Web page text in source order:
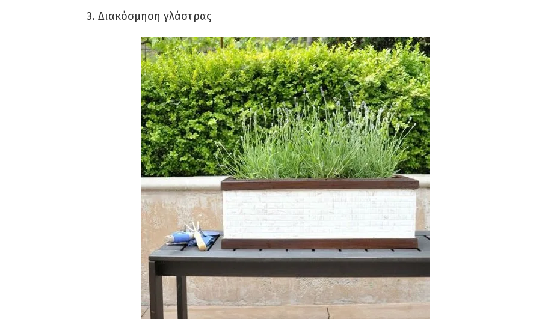
3. Διακόσμηση γλάστρας